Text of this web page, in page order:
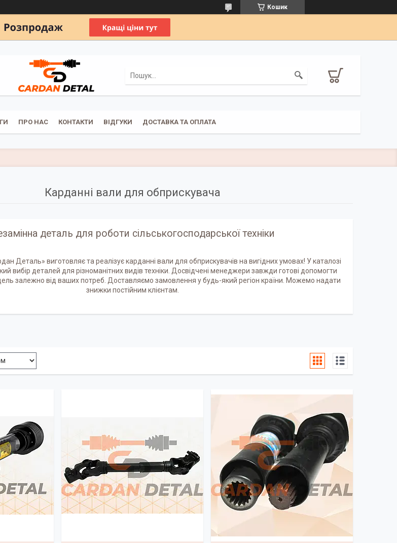
Кошик
ПРО НАС КОНТАКТИ ВІДГУКИ ДОСТАВКА ТА ОПЛАТА
Карданні вали для обприскувача
деталь для роботи сільськогосподарської техніки
Деталь» виготовляє та реалізує карданні вали для обприскувачів на вигідних умовах! У каталозі
вибір деталей для різноманітних видів техніки. Досвідчені менеджери завжди готові допомогти
залежно від ваших потреб. Доставляємо замовлення у будь-який регіон країни. Можемо надати
знижки постійним клієнтам.